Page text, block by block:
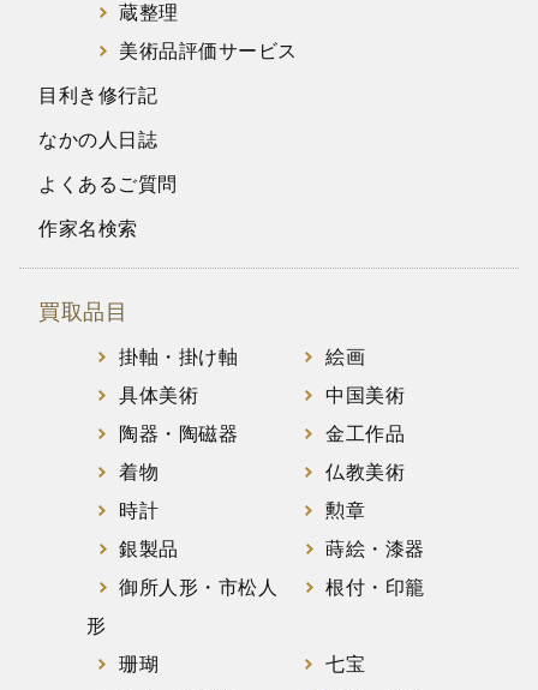
蔵整理
美術品評価サービス
目利き修行記
なかの人日誌
よくあるご質問
作家名検索
買取品目
掛軸・掛け軸
絵画
具体美術
中国美術
陶器・陶磁器
金工作品
着物
仏教美術
時計
勲章
銀製品
蒔絵・漆器
御所人形・市松人
形
根付・印籠
珊瑚
七宝